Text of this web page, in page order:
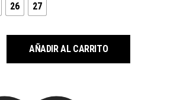
26 27
AÑADIR AL CARRITO